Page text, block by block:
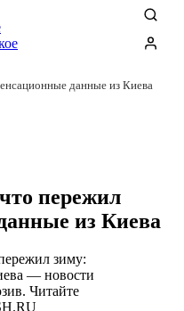
данные из Киева
пережил
из Киева